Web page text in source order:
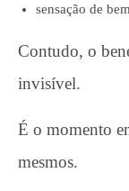
sensação de
Contudo, o
invisível.
É o momento
mesmos.